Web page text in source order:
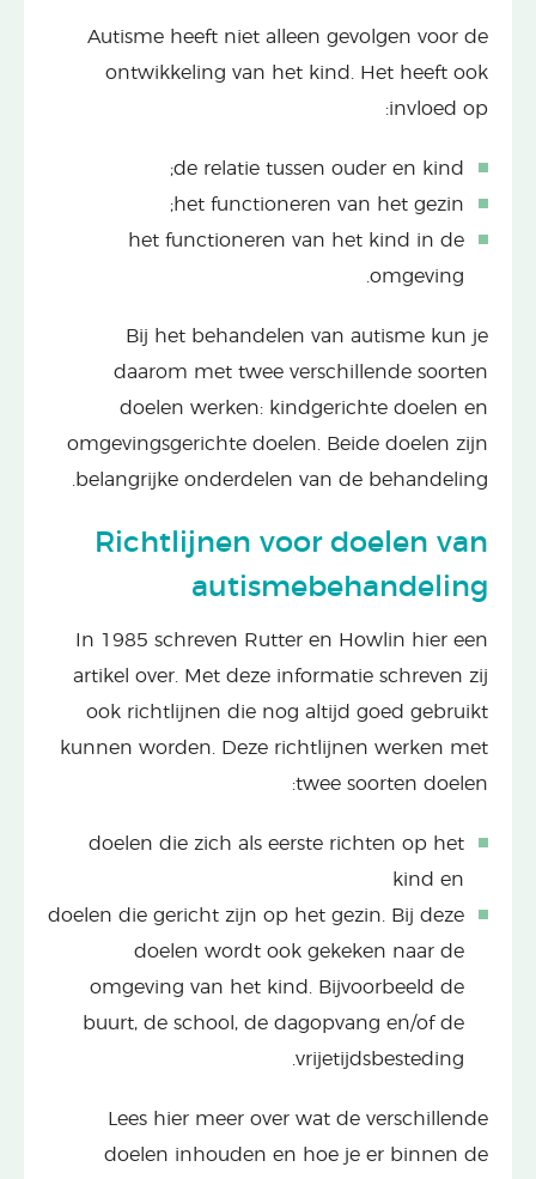
Autisme heeft niet alleen gevolgen voor de
ontwikkeling van het kind. Het heeft ook
invloed op:
de relatie tussen ouder en kind;
het functioneren van het gezin;
het functioneren van het kind in de
omgeving.
Bij het behandelen van autisme kun je
daarom met twee verschillende soorten
doelen werken: kindgerichte doelen en
omgevingsgerichte doelen. Beide doelen zijn
belangrijke onderdelen van de behandeling.
Richtlijnen voor doelen van
autismebehandeling
In 1985 schreven Rutter en Howlin hier een
artikel over. Met deze informatie schreven zij
ook richtlijnen die nog altijd goed gebruikt
kunnen worden. Deze richtlijnen werken met
twee soorten doelen:
doelen die zich als eerste richten op het
kind en
doelen die gericht zijn op het gezin. Bij deze
doelen wordt ook gekeken naar de
omgeving van het kind. Bijvoorbeeld de
buurt, de school, de dagopvang en/of de
vrijetijdsbesteding.
Lees hier meer over wat de verschillende
doelen inhouden en hoe je er binnen de